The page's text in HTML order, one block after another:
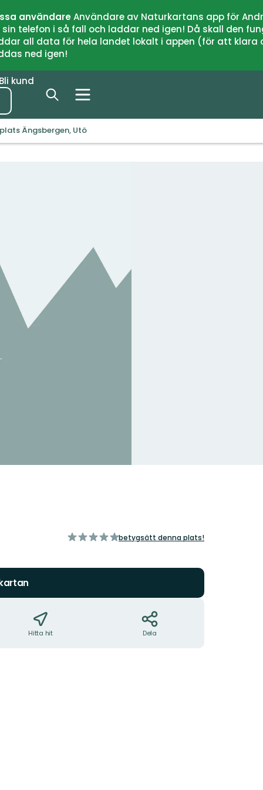
användareAnvändare av Naturkartans app för
telefon i så fall och laddar ned igen! Då skall den
all data för hela landet lokalt i appen (för att
ned igen!
Bli kund
Ängsbergen, Utö
av
betygsätt denna plats!
Hitta hit Dela